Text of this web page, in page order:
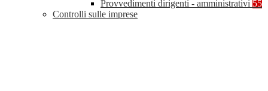
Provvedimenti dirigenti - amministrativi 55
Controlli sulle imprese